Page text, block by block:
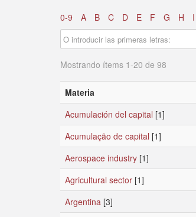
0-9 A B C D E F G H I
Mostrando ítems 1-20 de 98
Materia
Acumulación del capital [1]
Acumulação de capital [1]
Aerospace industry [1]
Agricultural sector [1]
Argentina [3]